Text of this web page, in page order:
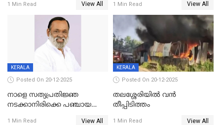
അന്വേഷിക്കും
1 Min Read View All
കഴുത്തുഞെരിച്ച് കൊന്നു
1 Min Read View All
KERALA
Posted On 20-12-2025
നാളെ സത്യപ്രതിജ്ഞ
നടക്കാനിരിക്കെ പഞ്ചായത്ത്
1 Min Read View All
KERALA
Posted On 20-12-2025
തലശ്ശേരിയിൽ വൻ
തീപ്പിടിത്തം
1 Min Read View All